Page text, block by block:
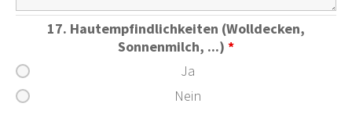
17. Hautempfindlichkeiten (Wolldecken,
Sonnenmilch, ...) *
Ja
Nein